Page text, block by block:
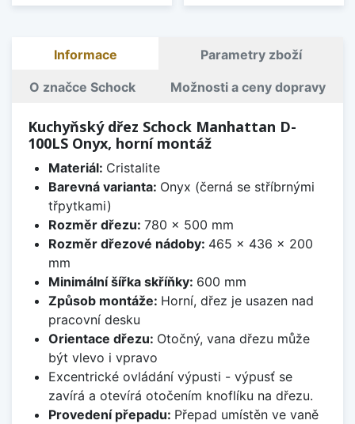
Informace Parametry zboží
O značce Schock Možnosti a ceny dopravy
Kuchyňský dřez Schock Manhattan D-
100LS Onyx, horní montáž
Materiál: Cristalite
Barevná varianta: Onyx (černá se stříbrnými
třpytkami)
Rozměr dřezu: 780 x 500 mm
Rozměr dřezové nádoby: 465 x 436 x 200
mm
Minimální šířka skříňky: 600 mm
Způsob montáže: Horní, dřez je usazen nad
pracovní desku
Orientace dřezu: Otočný, vana dřezu může
být vlevo i vpravo
Excentrické ovládání výpusti - výpusť se
zavírá a otevírá otočením knoflíku na dřezu.
Provedení přepadu: Přepad umístěn ve vaně